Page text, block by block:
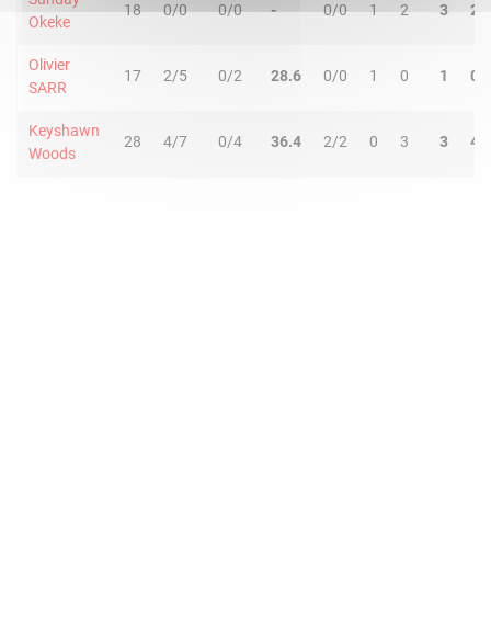
Okeke
18 0/0 0/0 - 0/0 1 2 3 2
Olivier
SARR
17 2/5 0/2 28.6 0/0 1 0 1 0
Keyshawn
Woods
28 4/7 0/4 36.4 2/2 0 3 3 4